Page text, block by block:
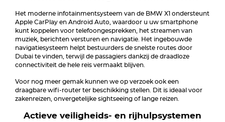
Het moderne infotainmentsysteem van de BMW X1 ondersteunt
Apple CarPlay en Android Auto, waardoor u uw smartphone
kunt koppelen voor telefoongesprekken, het streamen van
muziek, berichten versturen en navigatie. Het ingebouwde
navigatiesysteem helpt bestuurders de snelste routes door
Dubai te vinden, terwijl de passagiers dankzij de draadloze
connectiviteit de hele reis vermaakt blijven.
Voor nog meer gemak kunnen we op verzoek ook een
draagbare wifi-router ter beschikking stellen. Dit is ideaal voor
zakenreizen, onvergetelijke sightseeing of lange reizen.
Actieve veiligheids- en rijhulpsystemen